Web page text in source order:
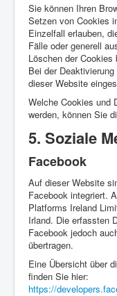
Sie können Ihren
Setzen von Cookies
Einzelfall erlauben,
Fälle oder generell
Löschen der
Bei der
dieser Website
Welche Cookies und
werden, können Sie
5. Soziale
Facebook
Auf dieser Website
Facebook integriert.
Platforms Ireland
Irland. Die erfassten
Facebook jedoch
übertragen.
Eine Übersicht über
finden Sie hier:
https://